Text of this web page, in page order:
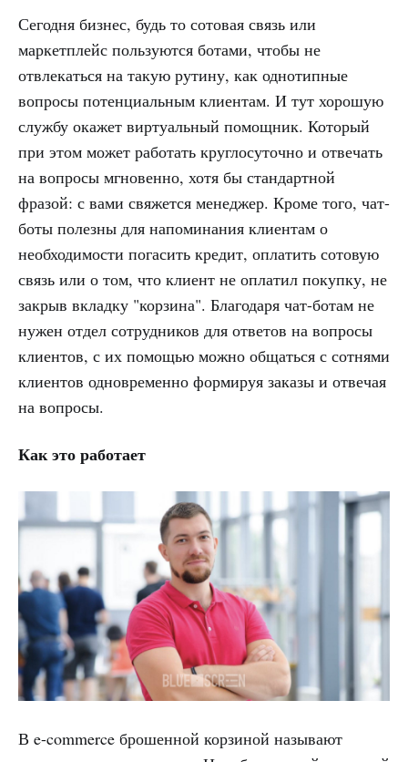
Сегодня бизнес, будь то сотовая связь или
маркетплейс пользуются ботами, чтобы не
отвлекаться на такую рутину, как однотипные
вопросы потенциальным клиентам. И тут хорошую
службу окажет виртуальный помощник. Который
при этом может работать круглосуточно и отвечать
на вопросы мгновенно, хотя бы стандартной
фразой: с вами свяжется менеджер. Кроме того, чат-
боты полезны для напоминания клиентам о
необходимости погасить кредит, оплатить сотовую
связь или о том, что клиент не оплатил покупку, не
закрыв вкладку "корзина". Благодаря чат-ботам не
нужен отдел сотрудников для ответов на вопросы
клиентов, с их помощью можно общаться с сотнями
клиентов одновременно формируя заказы и отвечая
на вопросы.
Как это работает
В e-commerce брошенной корзиной называют